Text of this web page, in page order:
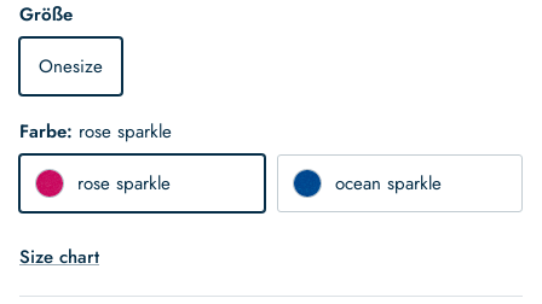
Größe
Onesize
Farbe: rose sparkle
rose sparkle
ocean sparkle
Size chart